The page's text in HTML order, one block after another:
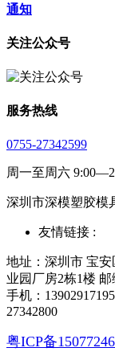
通知
关注公众号
服务热线
0755-27342599
周一至周六
深圳市深模塑胶模
友情链接 :
地址：深圳市 宝
业园厂房2栋1楼 邮
手机：
27342800
粤ICP备